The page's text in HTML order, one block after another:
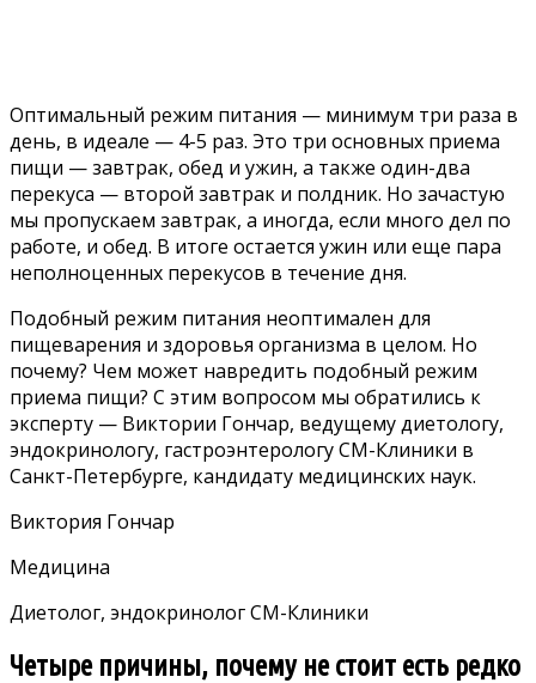
Оптимальный режим питания — минимум три раза в
день, в идеале — 4-5 раз. Это три основных приема
пищи — завтрак, обед и ужин, а также один-два
перекуса — второй завтрак и полдник. Но зачастую
мы пропускаем завтрак, а иногда, если много дел по
работе, и обед. В итоге остается ужин или еще пара
неполноценных перекусов в течение дня.
Подобный режим питания неоптимален для
пищеварения и здоровья организма в целом. Но
почему? Чем может навредить подобный режим
приема пищи? С этим вопросом мы обратились к
эксперту — Виктории Гончар, ведущему диетологу,
эндокринологу, гастроэнтерологу СМ-Клиники в
Санкт-Петербурге, кандидату медицинских наук.
Виктория Гончар
Медицина
Диетолог, эндокринолог СМ-Клиники
Четыре причины, почему не стоит есть редко